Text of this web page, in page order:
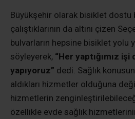
Büyükşehir olarak bisiklet dostu
çalıştıklarının da altını çizen
bulvarların hepsine bisiklet yolu
söyleyerek, “Her yaptığımız
yapıyoruz” dedi. Sağlık
aldıkları hizmetler olduğuna
hizmetlerin
özellikle evde sağlık